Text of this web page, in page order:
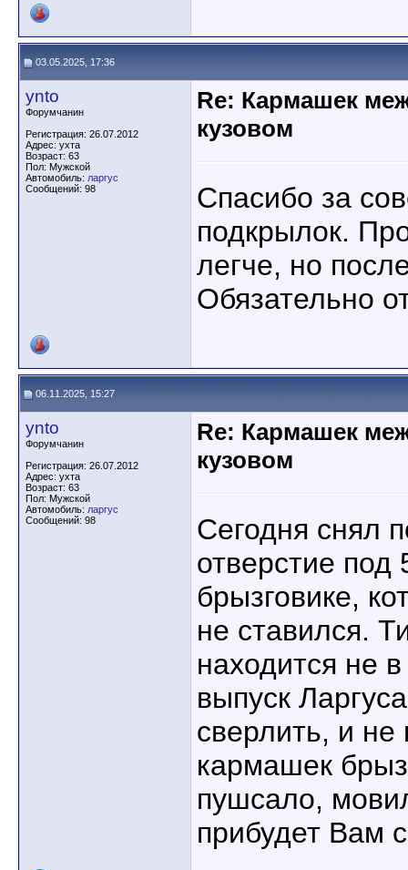
03.05.2025, 17:36
ynto
Форумчанин
Регистрация: 26.07.2012
Адрес: ухта
Возраст: 63
Пол: Мужской
Автомобиль: ларгус
Сообщений: 98
Re: Кармашек
кузовом
Спасибо за
подкрылок.
легче, но
Обязательно
06.11.2025, 15:27
ynto
Форумчанин
Регистрация: 26.07.2012
Адрес: ухта
Возраст: 63
Пол: Мужской
Автомобиль: ларгус
Сообщений: 98
Re: Кармашек
кузовом
Сегодня снял
отверстие под
брызговике,
не ставился.
находится не
выпуск
сверлить, и не
кармашек
пушсало,
прибудет Вам